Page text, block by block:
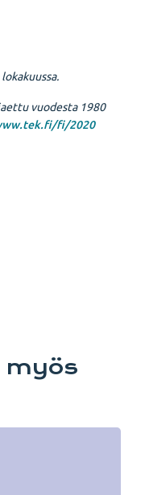
vuodesta 1980
fi/2020
myös